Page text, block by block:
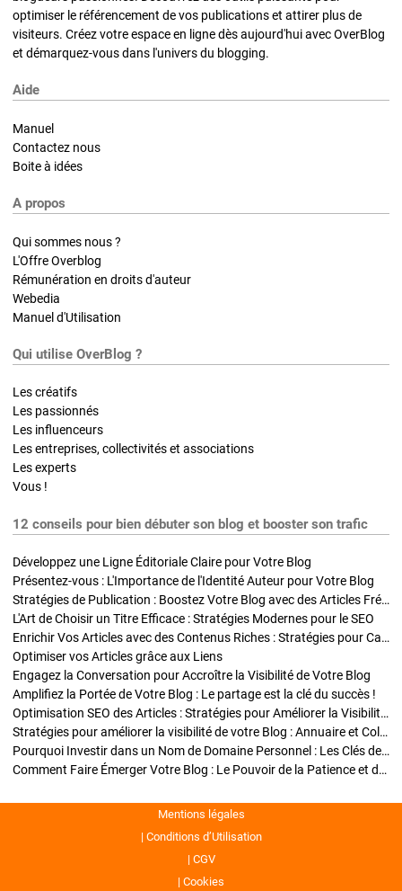
optimiser le référencement de vos publications et attirer plus de
visiteurs. Créez votre espace en ligne dès aujourd'hui avec OverBlog
et démarquez-vous dans l'univers du blogging.
Aide
Manuel
Contactez nous
Boite à idées
A propos
Qui sommes nous ?
L'Offre Overblog
Rémunération en droits d'auteur
Webedia
Manuel d'Utilisation
Qui utilise OverBlog ?
Les créatifs
Les passionnés
Les influenceurs
Les entreprises, collectivités et associations
Les experts
Vous !
12 conseils pour bien débuter son blog et booster son trafic
Développez une Ligne Éditoriale Claire pour Votre Blog
Présentez-vous : L'Importance de l'Identité Auteur pour Votre Blog
Stratégies de Publication : Boostez Votre Blog avec des Articles Fréquents et Exclusifs
L'Art de Choisir un Titre Efficace : Stratégies Modernes pour le SEO
Enrichir Vos Articles avec des Contenus Riches : Stratégies pour Captiver et Optimiser
Optimiser vos Articles grâce aux Liens
Engagez la Conversation pour Accroître la Visibilité de Votre Blog
Amplifiez la Portée de Votre Blog : Le partage est la clé du succès !
Optimisation SEO des Articles : Stratégies pour Améliorer la Visibilité de Votre Blog
Stratégies pour améliorer la visibilité de votre Blog : Annuaire et Collaborations
Pourquoi Investir dans un Nom de Domaine Personnel : Les Clés de la Réussite de Votre Blog
Comment Faire Émerger Votre Blog : Le Pouvoir de la Patience et de la Persévérance
Mentions légales
Conditions d’Utilisation
CGV
Cookies